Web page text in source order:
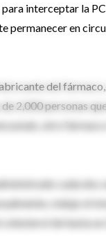
interceptar la
permanecer en
del
2,000 personas
otro
cada dos
redujo el
de hasta